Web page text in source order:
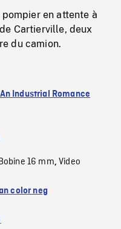
en attente à
Cartierville, deux
du camion.
Industrial Romance
16 mm,Video
color neg